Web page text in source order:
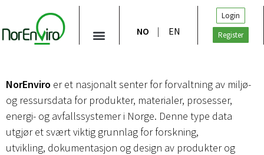
NO EN
Login
Register
NorEnviro er et nasjonalt senter for forvaltning av miljø-
og ressursdata for produkter, materialer, prosesser,
energi- og avfallssystemer i Norge. Denne type data
utgjør et svært viktig grunnlag for forskning,
utvikling, dokumentasjon og design av produkter og